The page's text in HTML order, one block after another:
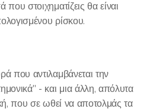
στοιχηματίζεις θα είναι
ρίσκου.
που αντιλαμβάνεται την
- και μια άλλη, απόλυτα
που σε ωθεί να αποτολμάς τα